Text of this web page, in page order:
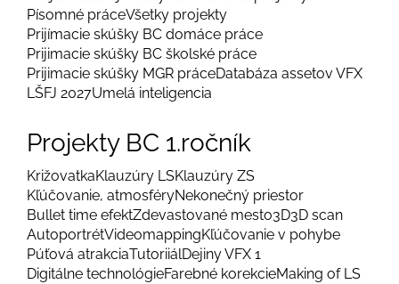
Písomné práceVšetky projekty
Prijímacie skúšky BC domáce práce
Prijimacie skúšky BC školské práce
Prijimacie skúšky MGR práceDatabáza assetov VFX
LŠFJ 2027Umelá inteligencia
Projekty BC 1.ročník
KrižovatkaKlauzúry LSKlauzúry ZS
Kľúčovanie, atmosféryNekonečný priestor
Bullet time efektZdevastované mesto3D3D scan
AutoportrétVideomappingKľúčovanie v pohybe
Púťová atrakciaTutoriiálDejiny VFX 1
Digitálne technológieFarebné korekcieMaking of LS